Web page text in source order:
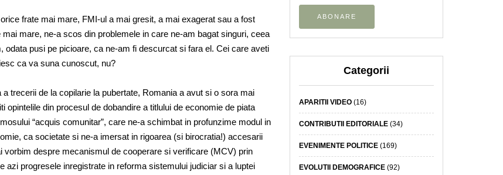
frate mai mare, FMI-ul a mai gresit, a mai exagerat sau a fost
mare, ne-a scos din problemele in care ne-am bagat singuri, ceea
odata pusi pe picioare, ca ne-am fi descurcat si fara el. Cei care aveti
ca va suna cunoscut, nu?
trecerii de la copilarie la pubertate, Romania a avut si o sora mai
opintelile din procesul de dobandire a titlului de economie de piata
“acquis comunitar”, care ne-a schimbat in profunzime modul in
ca societate si ne-a imersat in rigoarea (si birocratia!) accesarii
vorbim despre mecanismul de cooperare si verificare (MCV) prin
azi progresele inregistrate in reforma sistemului judiciar si a luptei
Categorii
APARITII VIDEO(16)
CONTRIBUTII EDITORIALE(34)
EVENIMENTE POLITICE(169)
EVOLUTII DEMOGRAFICE(92)